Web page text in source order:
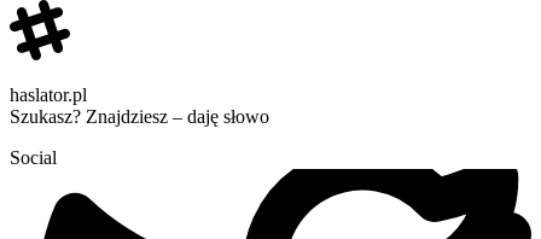
haslator.pl
Szukasz? Znajdziesz – daję słowo
Social